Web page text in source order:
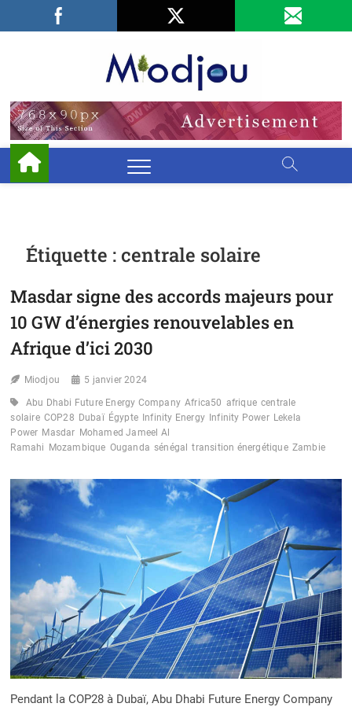
Facebook
LinkedIn
Étiquette :centrale solaire
Masdar signe des accords majeurs pour
10 GW d’énergies renouvelables en
Afrique d’ici 2030
Miodjou 5 janvier 2024
Abu Dhabi Future Energy Company Africa50 afrique centrale
solaire COP28 Dubaï Égypte Infinity Energy Infinity Power Lekela
Power Masdar Mohamed Jameel Al
Ramahi
Mozambique Ouganda sénégal transition énergétique Zambie
Pendant la COP28 à Dubaï, Abu Dhabi Future Energy Company